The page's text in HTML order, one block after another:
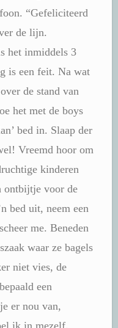
“Gefeliciteerd
de lijn.
het inmiddels 3
is een feit. Na wat
de stand van
het met de boys
bed in. Slaap der
Vreemd hoor om
kinderen
ontbijtje voor de
bed uit, neem een
me. Beneden
waar ze bagels
niet vies, de
een
er nou van,
ik in mezelf.